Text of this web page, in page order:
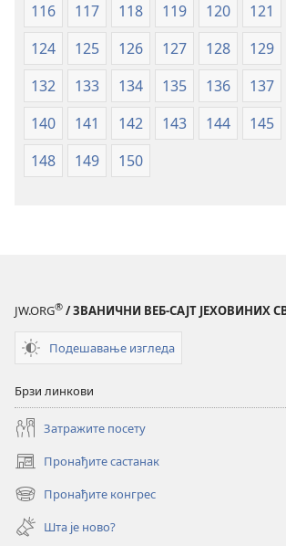
116
117 118 119 120 121
124
125 126 127 128 129
132
133 134 135 136 137
140
141 142 143 144 145
148
149 150
JW.ORG® / ЗВАНИЧНИ ВЕБ-САЈТ ЈЕХОВИНИХ
Подешавање изгледа
Брзи линкови
Затражите посету
Пронађите састанак
(отвара
нови
прозор)
Пронађите конгрес
(отвара
нови
прозор)
Шта је ново?